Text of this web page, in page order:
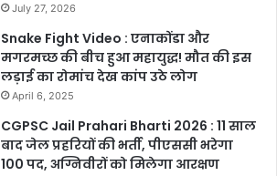
July 27, 2026
Snake Fight Video : एनाकोंडा और
मगरमच्छ की बीच हुआ महायुद्ध! मौत की इस
लड़ाई का रोमांच देख कांप उठे लोग
April 6, 2025
CGPSC Jail Prahari Bharti 2026 : 11 साल
बाद जेल प्रहरियों की भर्ती, पीएससी भरेगा
100 पद, अग्निवीरों को मिलेगा आरक्षण